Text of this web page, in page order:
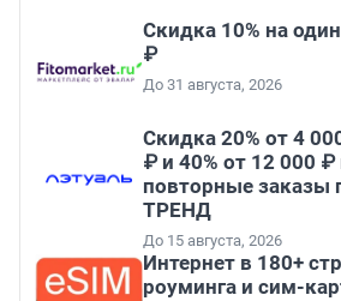
Скидка 10% на
₽
До 31 августа, 2026
Скидка 20% от 4
₽ и 40% от 12 000
повторные заказы
ТРЕНД
До 15 августа, 2026
Интернет в 180+
роуминга и сим-